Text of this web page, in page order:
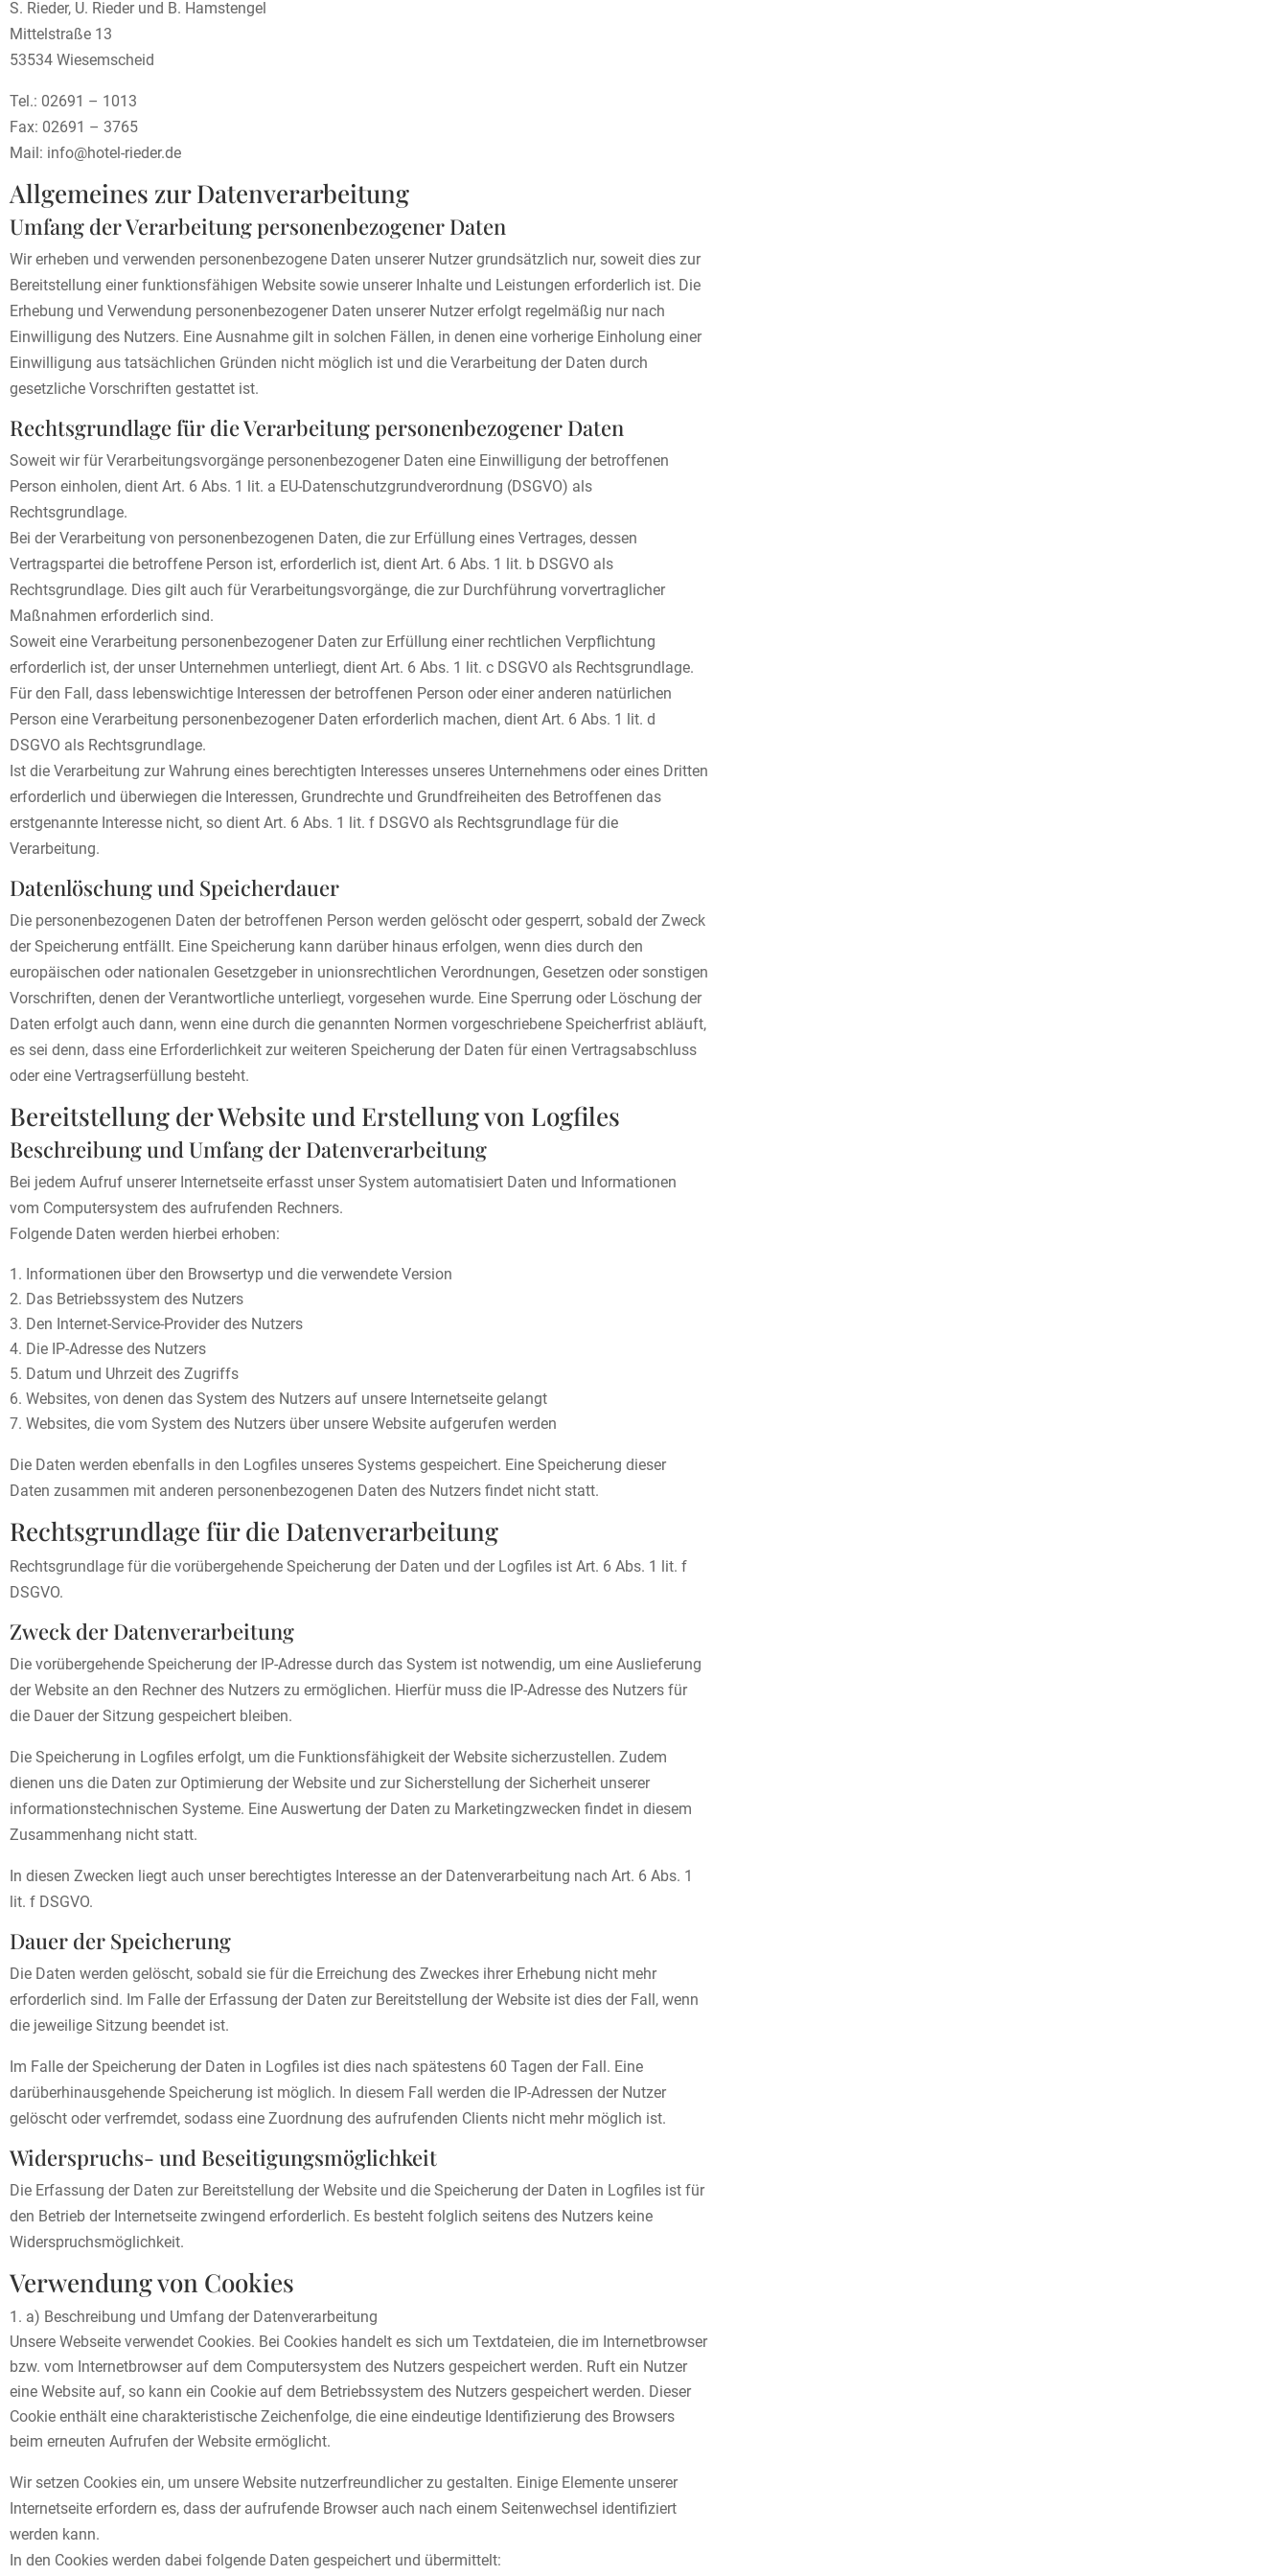
S. Rieder, U. Rieder und B. Hamstengel
Mittelstraße 13
53534 Wiesemscheid
Tel.: 02691 – 1013
Fax: 02691 – 3765
Mail: info@hotel-rieder.de
Allgemeines zur Datenverarbeitung
Umfang der Verarbeitung personenbezogener Daten
Wir erheben und verwenden personenbezogene Daten unserer Nutzer grundsätzlich nur, soweit dies zur
Bereitstellung einer funktionsfähigen Website sowie unserer Inhalte und Leistungen erforderlich ist. Die
Erhebung und Verwendung personenbezogener Daten unserer Nutzer erfolgt regelmäßig nur nach
Einwilligung des Nutzers. Eine Ausnahme gilt in solchen Fällen, in denen eine vorherige Einholung einer
Einwilligung aus tatsächlichen Gründen nicht möglich ist und die Verarbeitung der Daten durch
gesetzliche Vorschriften gestattet ist.
Rechtsgrundlage für die Verarbeitung personenbezogener Daten
Soweit wir für Verarbeitungsvorgänge personenbezogener Daten eine Einwilligung der betroffenen
Person einholen, dient Art. 6 Abs. 1 lit. a EU-Datenschutzgrundverordnung (DSGVO) als
Rechtsgrundlage.
Bei der Verarbeitung von personenbezogenen Daten, die zur Erfüllung eines Vertrages, dessen
Vertragspartei die betroffene Person ist, erforderlich ist, dient Art. 6 Abs. 1 lit. b DSGVO als
Rechtsgrundlage. Dies gilt auch für Verarbeitungsvorgänge, die zur Durchführung vorvertraglicher
Maßnahmen erforderlich sind.
Soweit eine Verarbeitung personenbezogener Daten zur Erfüllung einer rechtlichen Verpflichtung
erforderlich ist, der unser Unternehmen unterliegt, dient Art. 6 Abs. 1 lit. c DSGVO als Rechtsgrundlage.
Für den Fall, dass lebenswichtige Interessen der betroffenen Person oder einer anderen natürlichen
Person eine Verarbeitung personenbezogener Daten erforderlich machen, dient Art. 6 Abs. 1 lit. d
DSGVO als Rechtsgrundlage.
Ist die Verarbeitung zur Wahrung eines berechtigten Interesses unseres Unternehmens oder eines Dritten
erforderlich und überwiegen die Interessen, Grundrechte und Grundfreiheiten des Betroffenen das
erstgenannte Interesse nicht, so dient Art. 6 Abs. 1 lit. f DSGVO als Rechtsgrundlage für die
Verarbeitung.
Datenlöschung und Speicherdauer
Die personenbezogenen Daten der betroffenen Person werden gelöscht oder gesperrt, sobald der Zweck
der Speicherung entfällt. Eine Speicherung kann darüber hinaus erfolgen, wenn dies durch den
europäischen oder nationalen Gesetzgeber in unionsrechtlichen Verordnungen, Gesetzen oder sonstigen
Vorschriften, denen der Verantwortliche unterliegt, vorgesehen wurde. Eine Sperrung oder Löschung der
Daten erfolgt auch dann, wenn eine durch die genannten Normen vorgeschriebene Speicherfrist abläuft,
es sei denn, dass eine Erforderlichkeit zur weiteren Speicherung der Daten für einen Vertragsabschluss
oder eine Vertragserfüllung besteht.
Bereitstellung der Website und Erstellung von Logfiles
Beschreibung und Umfang der Datenverarbeitung
Bei jedem Aufruf unserer Internetseite erfasst unser System automatisiert Daten und Informationen
vom Computersystem des aufrufenden Rechners.
Folgende Daten werden hierbei erhoben:
Informationen über den Browsertyp und die verwendete Version
Das Betriebssystem des Nutzers
Den Internet-Service-Provider des Nutzers
Die IP-Adresse des Nutzers
Datum und Uhrzeit des Zugriffs
Websites, von denen das System des Nutzers auf unsere Internetseite gelangt
Websites, die vom System des Nutzers über unsere Website aufgerufen werden
Die Daten werden ebenfalls in den Logfiles unseres Systems gespeichert. Eine Speicherung dieser
Daten zusammen mit anderen personenbezogenen Daten des Nutzers findet nicht statt.
Rechtsgrundlage für die Datenverarbeitung
Rechtsgrundlage für die vorübergehende Speicherung der Daten und der Logfiles ist Art. 6 Abs. 1 lit. f
DSGVO.
Zweck der Datenverarbeitung
Die vorübergehende Speicherung der IP-Adresse durch das System ist notwendig, um eine Auslieferung
der Website an den Rechner des Nutzers zu ermöglichen. Hierfür muss die IP-Adresse des Nutzers für
die Dauer der Sitzung gespeichert bleiben.
Die Speicherung in Logfiles erfolgt, um die Funktionsfähigkeit der Website sicherzustellen. Zudem
dienen uns die Daten zur Optimierung der Website und zur Sicherstellung der Sicherheit unserer
informationstechnischen Systeme. Eine Auswertung der Daten zu Marketingzwecken findet in diesem
Zusammenhang nicht statt.
In diesen Zwecken liegt auch unser berechtigtes Interesse an der Datenverarbeitung nach Art. 6 Abs. 1
lit. f DSGVO.
Dauer der Speicherung
Die Daten werden gelöscht, sobald sie für die Erreichung des Zweckes ihrer Erhebung nicht mehr
erforderlich sind. Im Falle der Erfassung der Daten zur Bereitstellung der Website ist dies der Fall, wenn
die jeweilige Sitzung beendet ist.
Im Falle der Speicherung der Daten in Logfiles ist dies nach spätestens 60 Tagen der Fall. Eine
darüberhinausgehende Speicherung ist möglich. In diesem Fall werden die IP-Adressen der Nutzer
gelöscht oder verfremdet, sodass eine Zuordnung des aufrufenden Clients nicht mehr möglich ist.
Widerspruchs- und Beseitigungsmöglichkeit
Die Erfassung der Daten zur Bereitstellung der Website und die Speicherung der Daten in Logfiles ist für
den Betrieb der Internetseite zwingend erforderlich. Es besteht folglich seitens des Nutzers keine
Widerspruchsmöglichkeit.
Verwendung von Cookies
a) Beschreibung und Umfang der Datenverarbeitung
Unsere Webseite verwendet Cookies. Bei Cookies handelt es sich um Textdateien, die im Internetbrowser
bzw. vom Internetbrowser auf dem Computersystem des Nutzers gespeichert werden. Ruft ein Nutzer
eine Website auf, so kann ein Cookie auf dem Betriebssystem des Nutzers gespeichert werden. Dieser
Cookie enthält eine charakteristische Zeichenfolge, die eine eindeutige Identifizierung des Browsers
beim erneuten Aufrufen der Website ermöglicht.
Wir setzen Cookies ein, um unsere Website nutzerfreundlicher zu gestalten. Einige Elemente unserer
Internetseite erfordern es, dass der aufrufende Browser auch nach einem Seitenwechsel identifiziert
werden kann.
In den Cookies werden dabei folgende Daten gespeichert und übermittelt: